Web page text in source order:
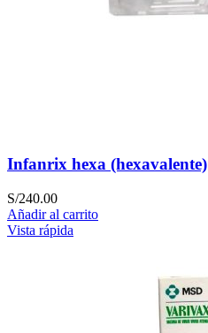
Infanrix hexa (hexavalente)
S/240.00
Añadir al carrito
Vista rápida